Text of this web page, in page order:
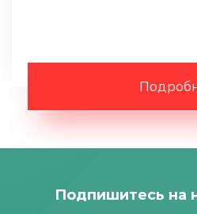
Подпишитесь на